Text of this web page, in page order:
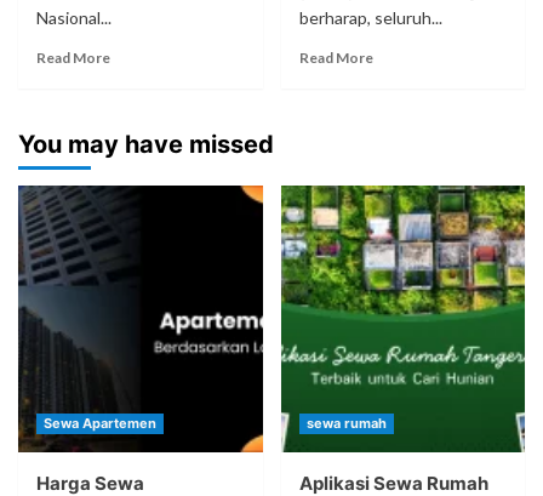
Nasional...
Read More
berharap, seluruh...
Read More
You may have missed
Sewa Apartemen
Harga Sewa
sewa rumah
Aplikasi Sewa Rumah